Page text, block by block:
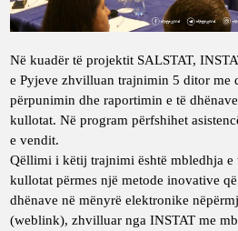
Në kuadër të projektit SALSTAT,
e Pyjeve zhvilluan trajnimin 5 ditor me
përpunimin dhe raportimin e të
kullotat. Në program përfshihet
e vendit.
Qëllimi i këtij trajnimi është mbledhja e
kullotat përmes një metode inovative
dhënave në mënyrë elektronike
(weblink), zhvilluar ngaINSTAT me